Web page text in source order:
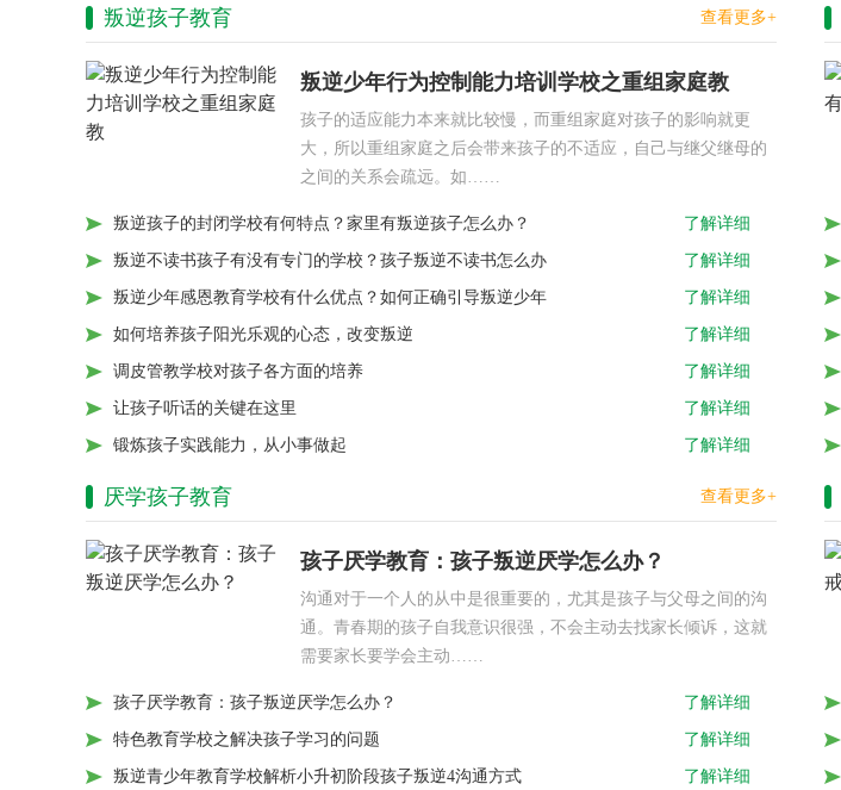
叛逆孩子教育 查看更多+
叛逆少年行为控制能力培训学校之重组家庭教
孩子的适应能力本来就比较慢，而重组家庭对孩子的影响就更
大，所以重组家庭之后会带来孩子的不适应，自己与继父继母的
之间的关系会疏远。如……
叛逆孩子的封闭学校有何特点？家里有叛逆孩子怎么办？ 了解详细
叛逆不读书孩子有没有专门的学校？孩子叛逆不读书怎么办 了解详细
叛逆少年感恩教育学校有什么优点？如何正确引导叛逆少年 了解详细
如何培养孩子阳光乐观的心态，改变叛逆 了解详细
调皮管教学校对孩子各方面的培养 了解详细
让孩子听话的关键在这里 了解详细
锻炼孩子实践能力，从小事做起 了解详细
厌学孩子教育 查看更多+
孩子厌学教育：孩子叛逆厌学怎么办？
沟通对于一个人的从中是很重要的，尤其是孩子与父母之间的沟
通。青春期的孩子自我意识很强，不会主动去找家长倾诉，这就
需要家长要学会主动……
孩子厌学教育：孩子叛逆厌学怎么办？ 了解详细
特色教育学校之解决孩子学习的问题 了解详细
叛逆青少年教育学校解析小升初阶段孩子叛逆4沟通方式 了解详细